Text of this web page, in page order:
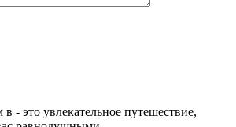
- это увлекательное путешествие,